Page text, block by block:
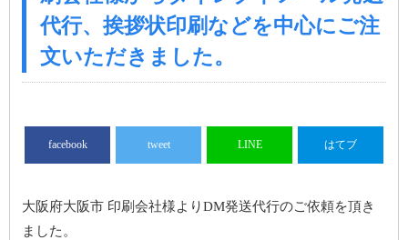
代行、挨拶状印刷などを中心にご注
文いただきました。
facebook tweet LINE はてブ
大阪府大阪市 印刷会社様よりDM発送代行のご依頼を頂き
ました。